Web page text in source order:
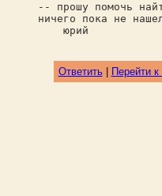
-- прошу помочь
ничего пока не
юрий
Ответить| Перейти